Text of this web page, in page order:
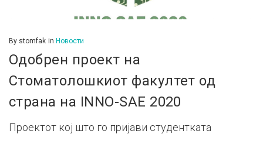
By stomfak in Новости
Одобрен проект на
Стоматолошкиот факултет од
страна на INNO-SAE 2020
Проектот кој што го пријави студентката